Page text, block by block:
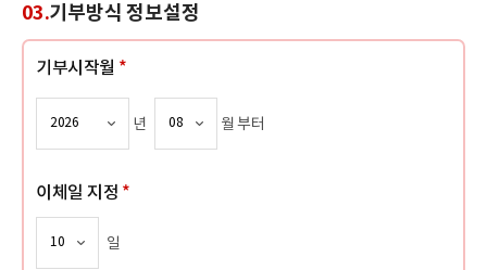
03.기부방식 정보설정
기부시작월 *
년 월 부터
이체일 지정 *
일